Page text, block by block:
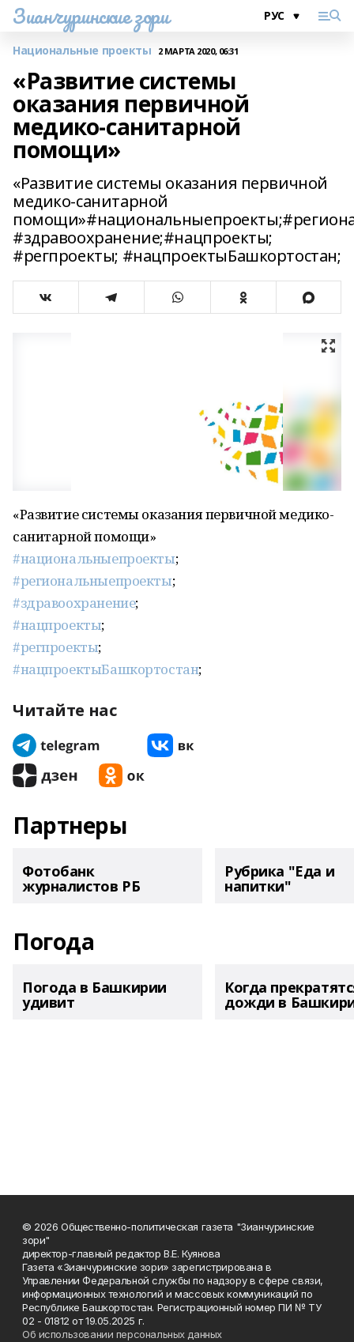
Зианчуринские зори
Национальные проекты 2 МАРТА 2020, 06:31
«Развитие системы
оказания первичной
медико-санитарной
помощи»
«Развитие системы оказания первичной
медико-санитарной
#здравоохранение;#нацпроекты;
#регпроекты; #нацпроектыБашкортостан;
«Развитие системы оказания первичной медико-
санитарной помощи»
#национальныепроекты;
#региональныепроекты;
#здравоохранение;
#нацпроекты;
#регпроекты;
#нацпроектыБашкортостан;
Читайте нас
Партнеры
Фотобанк
журналистов РБ
Рубрика "Еда и
напитки"
Погода
Погода в Башкирии
удивит
Когда
дожди в
© 2026 Общественно-политическая газета "Зианчуринские
зори"
директор-главный редактор В.Е. Куянова
Газета «Зианчуринские зори» зарегистрирована в
Управлении Федеральной службы по надзору в сфере связи,
информационных технологий и массовых коммуникаций по
Республике Башкортостан. Регистрационный номер ПИ № ТУ
02 - 01812 от 19.05.2025 г.
Об использовании персональных данных